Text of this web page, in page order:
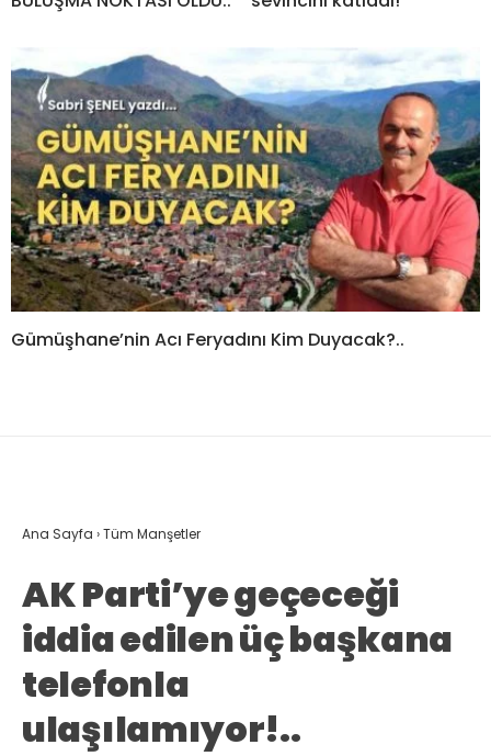
Gümüşhane’nin Acı Feryadını Kim Duyacak?..
Ana Sayfa ›Tüm Manşetler
AK Parti’ye geçeceği
iddia edilen üç başkana
telefonla
ulaşılamıyor!..